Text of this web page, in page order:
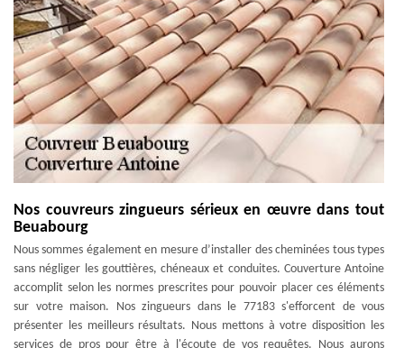
Nos couvreurs zingueurs sérieux en œuvre dans tout
Beuabourg
Nous sommes également en mesure d’installer des cheminées tous types
sans négliger les gouttières, chéneaux et conduites. Couverture Antoine
accomplit selon les normes prescrites pour pouvoir placer ces éléments
sur votre maison. Nos zingueurs dans le 77183 s'efforcent de vous
présenter les meilleurs résultats. Nous mettons à votre disposition les
services de pros pour être à l'écoute de vos requêtes. Nous aurons